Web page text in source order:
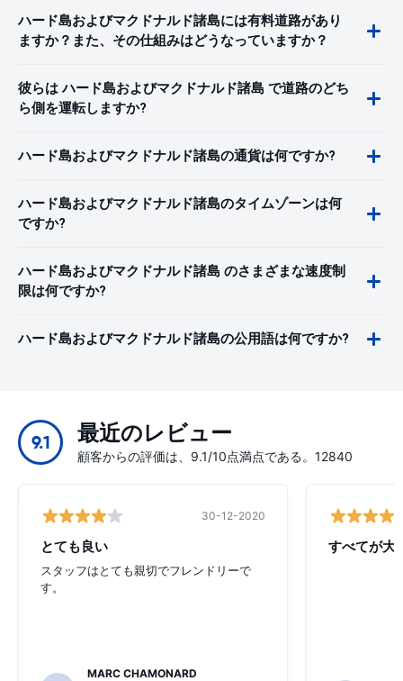
ハード島およびマクドナルド諸島には有料道路があり
ますか？また、その仕組みはどうなっていますか？
彼らは ハード島およびマクドナルド諸島 で道路のどち
ら側を運転しますか?
ハード島およびマクドナルド諸島の通貨は何ですか?
ハード島およびマクドナルド諸島のタイムゾーンは何
ですか?
ハード島およびマクドナルド諸島 のさまざまな速度制
限は何ですか?
ハード島およびマクドナルド諸島の公用語は何ですか?
9.1 最近のレビュー
顧客からの評価は、9.1/10点満点である。12840
30-12-2020
とても良い
スタッフはとても親切でフレンドリーで
す。
MARC CHAMONARD
すべてが大